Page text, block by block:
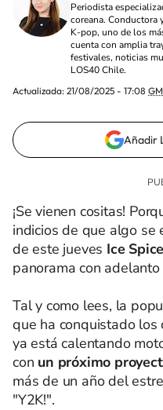
Periodista
coreana. Conductora
K-pop, uno de los
cuenta con amplia
festivales, noticias
LOS40 Chile.
Actualizada: 21/08/2025 - 17:08
Añadir
¡Se vienen cositas!
indicios de que algo se
de este jueves Ice Spice
panorama con
Tal y como lees, la
que ha conquistado los
ya está calentando
con un próximo
más de un año del
"Y2K!".